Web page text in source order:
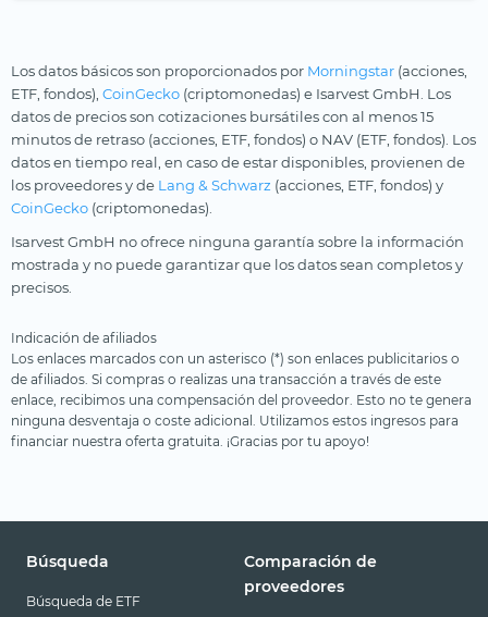
Los datos básicos son proporcionados por Morningstar (acciones,
ETF, fondos), CoinGecko (criptomonedas) e Isarvest GmbH. Los
datos de precios son cotizaciones bursátiles con al menos 15
minutos de retraso (acciones, ETF, fondos) o NAV (ETF, fondos). Los
datos en tiempo real, en caso de estar disponibles, provienen de
los proveedores y de Lang & Schwarz (acciones, ETF, fondos) y
CoinGecko (criptomonedas).
Isarvest GmbH no ofrece ninguna garantía sobre la información
mostrada y no puede garantizar que los datos sean completos y
precisos.
Indicación de afiliados
Los enlaces marcados con un asterisco (*) son enlaces publicitarios o
de afiliados. Si compras o realizas una transacción a través de este
enlace, recibimos una compensación del proveedor. Esto no te genera
ninguna desventaja o coste adicional. Utilizamos estos ingresos para
financiar nuestra oferta gratuita. ¡Gracias por tu apoyo!
Búsqueda
Búsqueda de ETF
Comparación de
proveedores